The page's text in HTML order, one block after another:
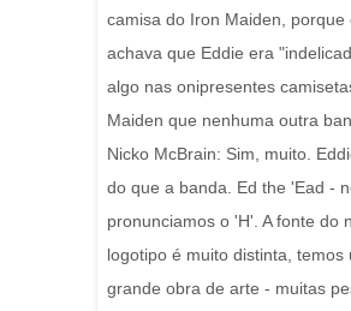
camisa do Iron Maiden, porque
achava que Eddie era
algo nas onipresentes
Maiden que nenhuma outra
Nicko McBrain: Sim, muito.
do que a banda. Ed the 'Ead -
pronunciamos o 'H'. A fonte do
logotipo é muito distinta, temos
grande obra de arte - muitas